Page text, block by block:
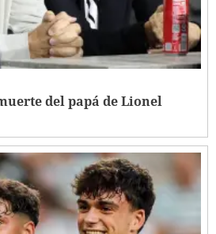
del papá de Lionel